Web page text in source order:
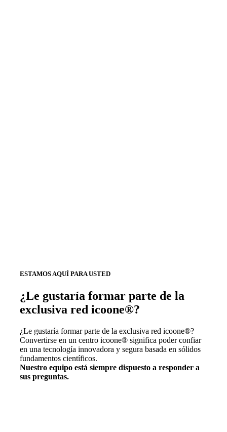
ESTAMOS AQUÍ PARA USTED
¿Le gustaría formar parte de la
exclusiva red icoone®?
¿Le gustaría formar parte de la exclusiva red icoone®?
Convertirse en un centro icoone® significa poder confiar
en una tecnología innovadora y segura basada en sólidos
fundamentos científicos.
Nuestro equipo está siempre dispuesto a responder a
sus preguntas.